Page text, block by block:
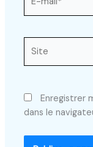
mail*
Enregistrer
dans le